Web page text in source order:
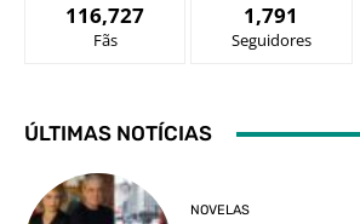
116,727
Fãs
1,791
Seguidores
ÚLTIMAS NOTÍCIAS
NOVELAS